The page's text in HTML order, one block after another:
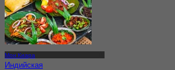
Мон Киара
Индийская